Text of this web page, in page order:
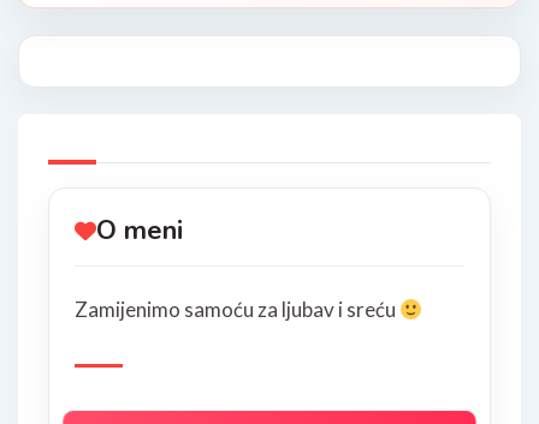
O meni
Zamijenimo samoću za ljubav i sreću